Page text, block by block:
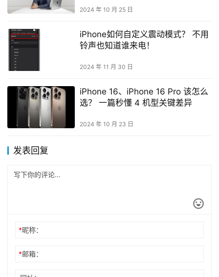
2024 年 10 月 25 日
iPhone如何自定义震动模式？ 不用
铃声也知道谁来电！
2024 年 11 月 30 日
iPhone 16、iPhone 16 Pro 该怎么
选？ 一篇秒懂 4 机型关键差异
2024 年 10 月 23 日
发表回复
*昵称：
*邮箱：